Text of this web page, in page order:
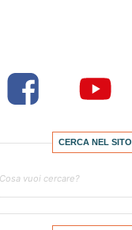
CERCA NEL SITO